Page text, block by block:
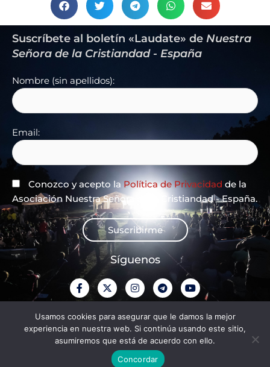
Suscríbete al boletín «Laudate» de Nuestra
Señora de la Cristiandad - España
Nombre (sin apellidos):
Email:
Conozco y acepto laPolítica de Privacidad de la
Asociación Nuestra Señora de la Cristiandad - España.
Suscribirme
Síguenos
F
a
c
e
b
o
o
X
-
t
i
t
t
I
n
s
a
g
r
a
m
T
e
l
g
r
a
m
Y
o
u
u
b
e
Política de privacidade
Aviso legal
Usamos cookies para asegurar que le damos la mejor
experiencia en nuestra web. Si continúa usando este sitio,
asumiremos que está de acuerdo con ello.
Concordar